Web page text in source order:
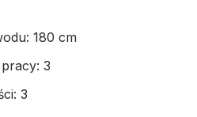
180 cm
3
3